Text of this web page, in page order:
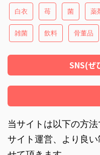
白衣 苺 菌 薬
雑菌 飲料 骨董品
SNS(ぜ
当サイトは以下の方
サイト運営、より良